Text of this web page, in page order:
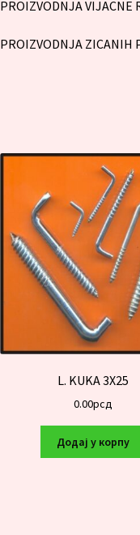
PROIZVODNJA VIJACNE
PROIZVODNJA ZICANIH
L. KUKA 3X25
0.00рсд
Додај у корпу